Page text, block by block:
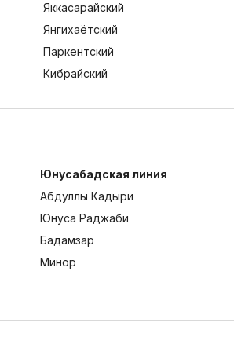
Яккасарайский
Янгихаётский
Паркентский
Кибрайский
Юнусабадская линия
Абдуллы Кадыри
Юнуса Раджаби
Бадамзар
Минор